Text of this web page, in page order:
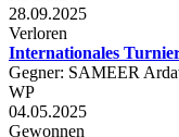
28.09.2025
Verloren
Internationales
Gegner: SAMEER
WP
04.05.2025
Gewonnen